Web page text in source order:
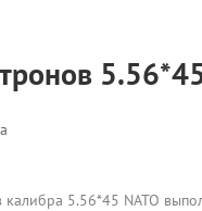
5.56*45 NATO